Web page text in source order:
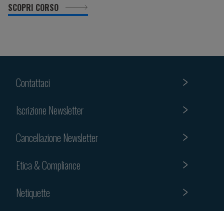
SCOPRI CORSO
Contattaci
Iscrizione Newsletter
Cancellazione Newsletter
Etica & Compliance
Netiquette